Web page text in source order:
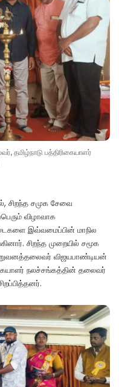
தமிழ்நாடு பத்திரிகையாளர்
சிறந்த சமுக சேவை
விழாவாக
இவ்வமைப்பின் மாநில
சிறந்த முறையில் சமூக
விஜயபாண்டியன்
நலச்சங்கத்தின் தலைவர்